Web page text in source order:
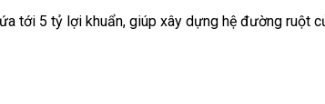
tới 5 tỷ lợi khuẩn, giúp xây dựng hệ đường ruột